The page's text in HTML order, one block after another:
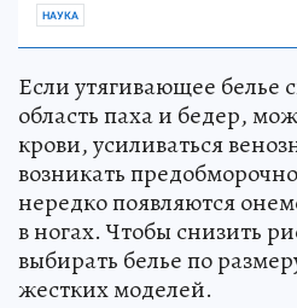
НАУКА
Если утягивающее белье
область паха и бедер,
крови, усиливаться
возникать
нередко появляются
в ногах. Чтобы снизить
выбирать белье по
жестких моделей.